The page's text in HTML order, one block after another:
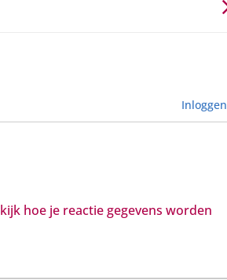
Inloggen
hoe je reactie gegevens worden